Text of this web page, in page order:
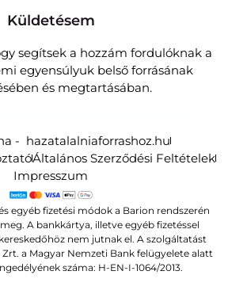
Küldetésem
segítsek a hozzám fordulóknak a
egyensúlyuk belső forrásának
és megtartásában.
- hazatalalniaforrashoz.hu
Általános Szerződési Feltételek
Impresszum
egyéb fizetési módok a Barion rendszerén
A bankkártya, illetve egyéb fizetéssel
nem jutnak el. A szolgáltatást
a Magyar Nemzeti Bank felügyelete alatt
száma: H-EN-I-1064/2013.